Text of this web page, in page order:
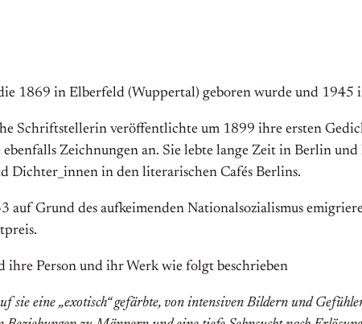
1869 in Elberfeld (Wuppertal) geboren wurde und 1945
Schriftstellerin veröffentlichte um 1899 ihre ersten
Zeichnungen an. Sie lebte lange Zeit in Berlin
Dichter_innen in den literarischen Cafés Berlins.
auf Grund des aufkeimenden Nationalsozialismus
ihre Person und ihr Werk wie folgt beschrieben
sie eine „exotisch“ gefärbte, von intensiven Bildern und